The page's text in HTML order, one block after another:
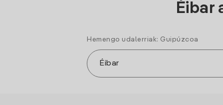
Éibar
Hemengo udalerriak: Guipúzcoa